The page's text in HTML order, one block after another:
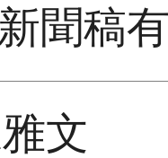
聞稿
文